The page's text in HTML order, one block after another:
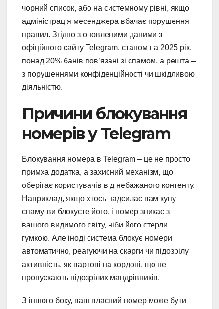
чорний список, або на системному рівні, якщо
адміністрація месенджера вбачає порушення
правил. Згідно з оновленими даними з
офіційного сайту Telegram, станом на 2025 рік,
понад 20% банів пов’язані зі спамом, а решта –
з порушеннями конфіденційності чи шкідливою
діяльністю.
Причини блокування
номерів у Telegram
Блокування номера в Telegram – це не просто
примха додатка, а захисний механізм, що
оберігає користувачів від небажаного контенту.
Наприклад, якщо хтось надсилає вам купу
спаму, ви блокуєте його, і номер зникає з
вашого видимого світу, ніби його стерли
гумкою. Але іноді система блокує номери
автоматично, реагуючи на скарги чи підозрілу
активність, як вартові на кордоні, що не
пропускають підозрілих мандрівників.
З іншого боку, ваш власний номер може бути